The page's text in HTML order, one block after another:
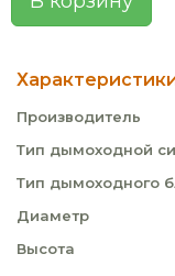
Производитель
Тип дымоходной
Тип дымоходного
Диаметр
Высота